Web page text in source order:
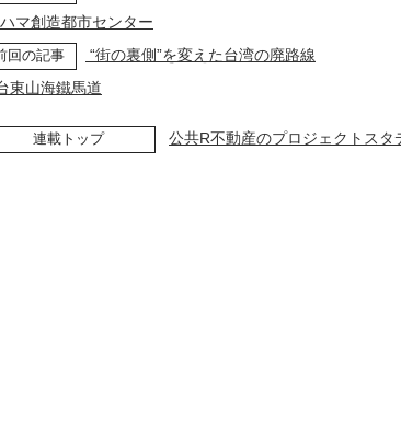
マ創造都市センター
回の記事
“街の裏側”を変えた台湾の廃路線
東山海鐵馬道
連載トップ 公共R不動産のプロジェクトスタ